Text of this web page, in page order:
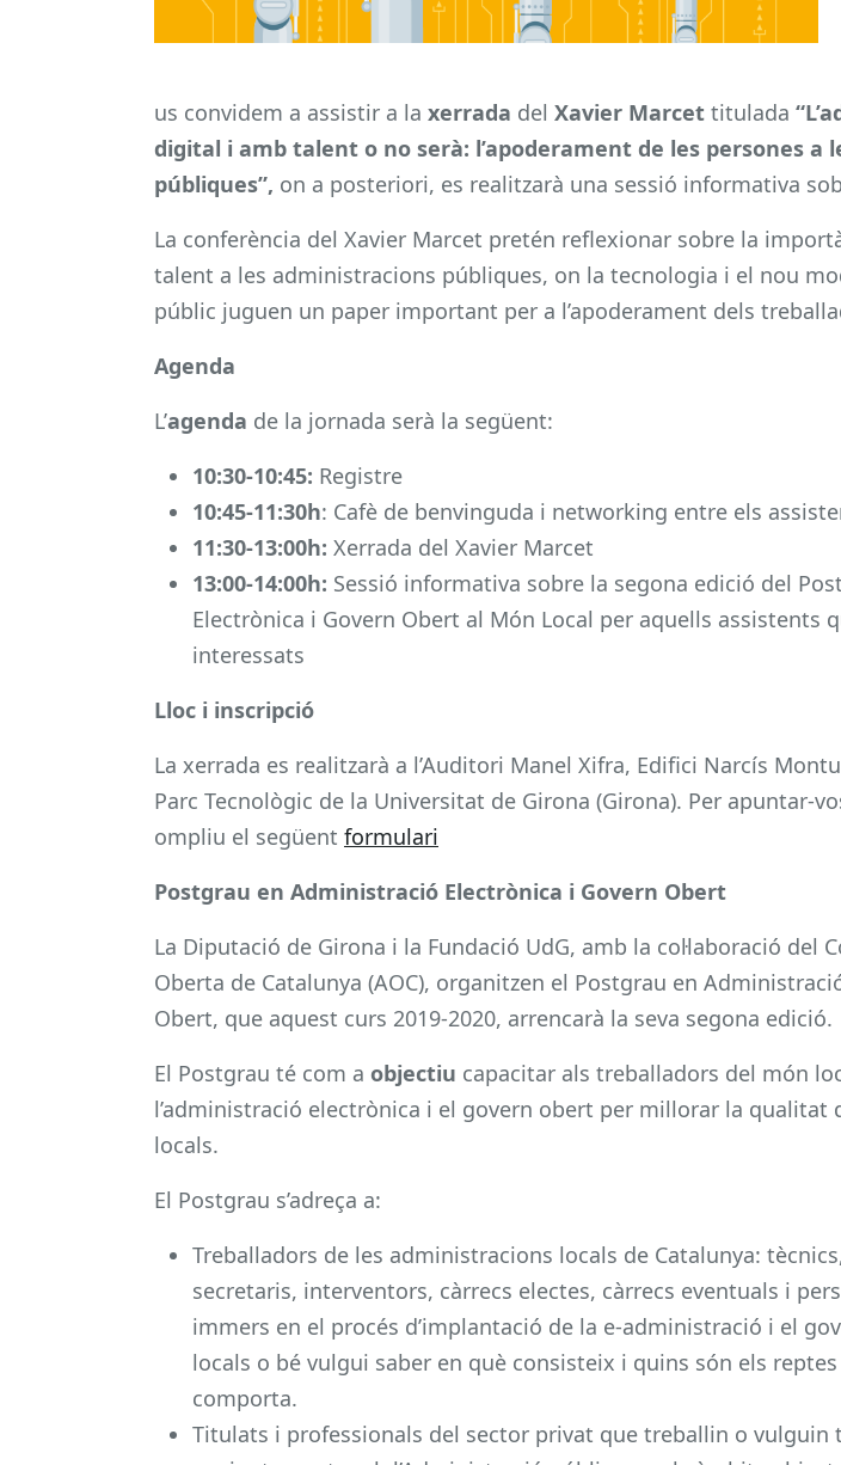
us convidem a assistir a la xerrada del Xavier Marcet titulada
digital i amb talent o no serà: l’apoderament de les persones a
públiques”, on a posteriori, es realitzarà una sessió informativa
La conferència del Xavier Marcet pretén reflexionar sobre la
talent a les administracions públiques, on la tecnologia i el nou
públic juguen un paper important per a l’apoderament dels
Agenda
L’agenda de la jornada serà la següent:
10:30-10:45: Registre
10:45-11:30h: Cafè de benvinguda i networking entre els
11:30-13:00h: Xerrada del Xavier Marcet
13:00-14:00h: Sessió informativa sobre la segona edició del
Electrònica i Govern Obert al Món Local per aquells assistents
interessats
Lloc i inscripció
La xerrada es realitzarà a l’Auditori Manel Xifra, Edifici Narcís
Parc Tecnològic de la Universitat de Girona (Girona). Per apuntar-
ompliu el següent formulari
Postgrau en Administració Electrònica i Govern Obert
La Diputació de Girona i la Fundació UdG, amb la col·laboració del
Oberta de Catalunya (AOC), organitzen el Postgrau en
Obert, que aquest curs 2019-2020, arrencarà la seva segona edició.
El Postgrau té com a objectiu capacitar als treballadors del món
l’administració electrònica i el govern obert per millorar la qualitat
locals.
El Postgrau s’adreça a:
Treballadors de les administracions locals de Catalunya:
secretaris, interventors, càrrecs electes, càrrecs eventuals i
immers en el procés d’implantació de la e-administració i el
locals o bé vulgui saber en què consisteix i quins són els
comporta.
Titulats i professionals del sector privat que treballin o vulguin